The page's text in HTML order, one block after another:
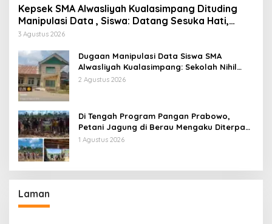
Kepsek SMA Alwasliyah Kualasimpang Dituding
Manipulasi Data , Siswa: Datang Sesuka Hati,
Dana MBG Disalurkan ke Guru & Pesantren
3 Agustus 2026
Dugaan Manipulasi Data Siswa SMA
Alwasliyah Kualasimpang: Sekolah Nihil
Murid Tapi Terima Dana BOS & Paket
2 Agustus 2026
Di Tengah Program Pangan Prabowo,
Petani Jagung di Berau Mengaku Diterpa
Tekanan Aparat
1 Agustus 2026
Laman